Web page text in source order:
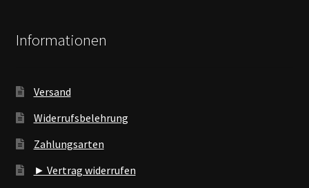
Informationen
Versand
Widerrufsbelehrung
Zahlungsarten
► Vertrag widerrufen